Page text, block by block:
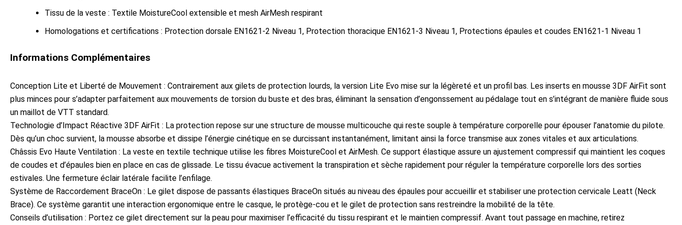
Tissu de la veste : Textile MoistureCool extensible et mesh AirMesh respirant
Homologations et certifications : Protection dorsale EN1621-2 Niveau 1, Protection thoracique EN1621-3 Niveau 1, Protections épaules et coudes EN1621-1 Niveau 1
Informations Complémentaires
Conception Lite et Liberté de Mouvement : Contrairement aux gilets de protection lourds, la version Lite Evo mise sur la légèreté et un profil bas. Les inserts en mousse 3DF AirFit sont
plus minces pour s’adapter parfaitement aux mouvements de torsion du buste et des bras, éliminant la sensation d’engonssement au pédalage tout en s’intégrant de manière fluide sous
un maillot de VTT standard.
Technologie d’Impact Réactive 3DF AirFit : La protection repose sur une structure de mousse multicouche qui reste souple à température corporelle pour épouser l’anatomie du pilote.
Dès qu’un choc survient, la mousse absorbe et dissipe l’énergie cinétique en se durcissant instantanément, limitant ainsi la force transmise aux zones vitales et aux articulations.
Châssis Evo Haute Ventilation : La veste en textile technique utilise les fibres MoistureCool et AirMesh. Ce support élastique assure un ajustement compressif qui maintient les coques
de coudes et d’épaules bien en place en cas de glissade. Le tissu évacue activement la transpiration et sèche rapidement pour réguler la température corporelle lors des sorties
estivales. Une fermeture éclair latérale facilite l’enfilage.
Système de Raccordement BraceOn : Le gilet dispose de passants élastiques BraceOn situés au niveau des épaules pour accueillir et stabiliser une protection cervicale Leatt (Neck
Brace). Ce système garantit une interaction ergonomique entre le casque, le protège-cou et le gilet de protection sans restreindre la mobilité de la tête.
Conseils d’utilisation : Portez ce gilet directement sur la peau pour maximiser l’efficacité du tissu respirant et le maintien compressif. Avant tout passage en machine, retirez